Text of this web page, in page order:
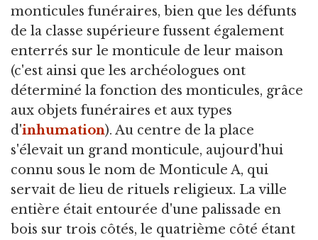
monticules funéraires, bien que les défunts
de la classe supérieure fussent également
enterrés sur le monticule de leur maison
(c'est ainsi que les archéologues ont
déterminé la fonction des monticules, grâce
aux objets funéraires et aux types
d'inhumation). Au centre de la place
s'élevait un grand monticule, aujourd'hui
connu sous le nom de Monticule A, qui
servait de lieu de rituels religieux. La ville
entière était entourée d'une palissade en
bois sur trois côtés, le quatrième côté étant